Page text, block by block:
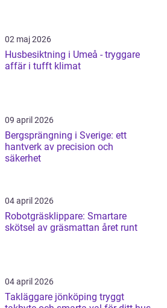
02 maj 2026
Husbesiktning i Umeå - tryggare
affär i tufft klimat
09 april 2026
Bergsprängning i Sverige: ett
hantverk av precision och
säkerhet
04 april 2026
Robotgräsklippare: Smartare
skötsel av gräsmattan året runt
04 april 2026
Takläggare jönköping tryggt